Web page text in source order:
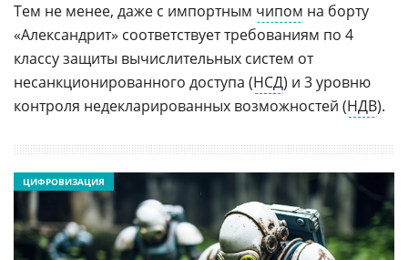
Тем не менее, даже с импортным чипом на борту
«Александрит» соответствует требованиям по 4
классу защиты вычислительных систем от
несанкционированного доступа (НСД) и 3 уровню
контроля недекларированных возможностей (НДВ).
ЦИФРОВИЗАЦИЯ